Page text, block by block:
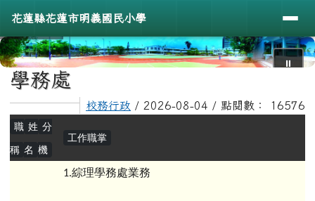
花蓮縣花蓮市明義國民小學
導覽列
花蓮縣花蓮市明義國民小學
⏸
主內容區域
學務處
校務行政 / 2026-08-04 / 點閱數： 16576
職
稱
姓
名
分
機
工作職掌
1.綜理學務處業務
頁尾區域